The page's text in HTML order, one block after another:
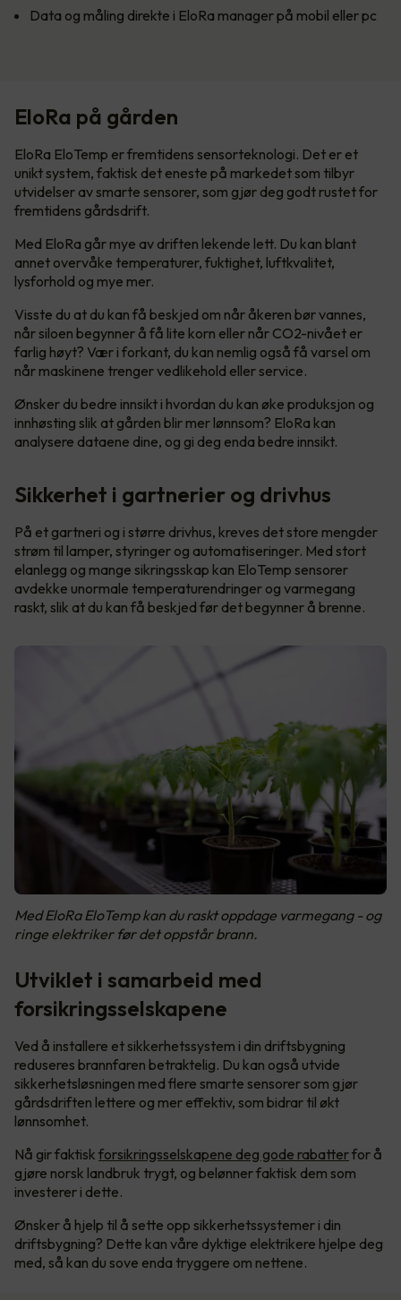
Data og måling direkte i EloRa manager på mobil eller pc
EloRa på gården
EloRa EloTemp er fremtidens sensorteknologi. Det er et
unikt system, faktisk det eneste på markedet som tilbyr
utvidelser av smarte sensorer, som gjør deg godt rustet for
fremtidens gårdsdrift.
Med EloRa går mye av driften lekende lett. Du kan blant
annet overvåke temperaturer, fuktighet, luftkvalitet,
lysforhold og mye mer.
Visste du at du kan få beskjed om når åkeren bør vannes,
når siloen begynner å få lite korn eller når CO2-nivået er
farlig høyt? Vær i forkant, du kan nemlig også få varsel om
når maskinene trenger vedlikehold eller service.
Ønsker du bedre innsikt i hvordan du kan øke produksjon og
innhøsting slik at gården blir mer lønnsom? EloRa kan
analysere dataene dine, og gi deg enda bedre innsikt.
Sikkerhet i gartnerier og drivhus
På et gartneri og i større drivhus, kreves det store mengder
strøm til lamper, styringer og automatiseringer. Med stort
elanlegg og mange sikringsskap kan EloTemp sensorer
avdekke unormale temperaturendringer og varmegang
raskt, slik at du kan få beskjed før det begynner å brenne.
Med EloRa EloTemp kan du raskt oppdage varmegang - og
ringe elektriker før det oppstår brann.
Utviklet i samarbeid med
forsikringsselskapene
Ved å installere et sikkerhetssystem i din driftsbygning
reduseres brannfaren betraktelig. Du kan også utvide
sikkerhetsløsningen med flere smarte sensorer som gjør
gårdsdriften lettere og mer effektiv, som bidrar til økt
lønnsomhet.
Nå gir faktisk forsikringsselskapene deg gode rabatterfor å
gjøre norsk landbruk trygt, og belønner faktisk dem som
investerer i dette.
Ønsker å hjelp til å sette opp sikkerhetssystemer i din
driftsbygning? Dette kan våre dyktige elektrikere hjelpe deg
med, så kan du sove enda tryggere om nettene.